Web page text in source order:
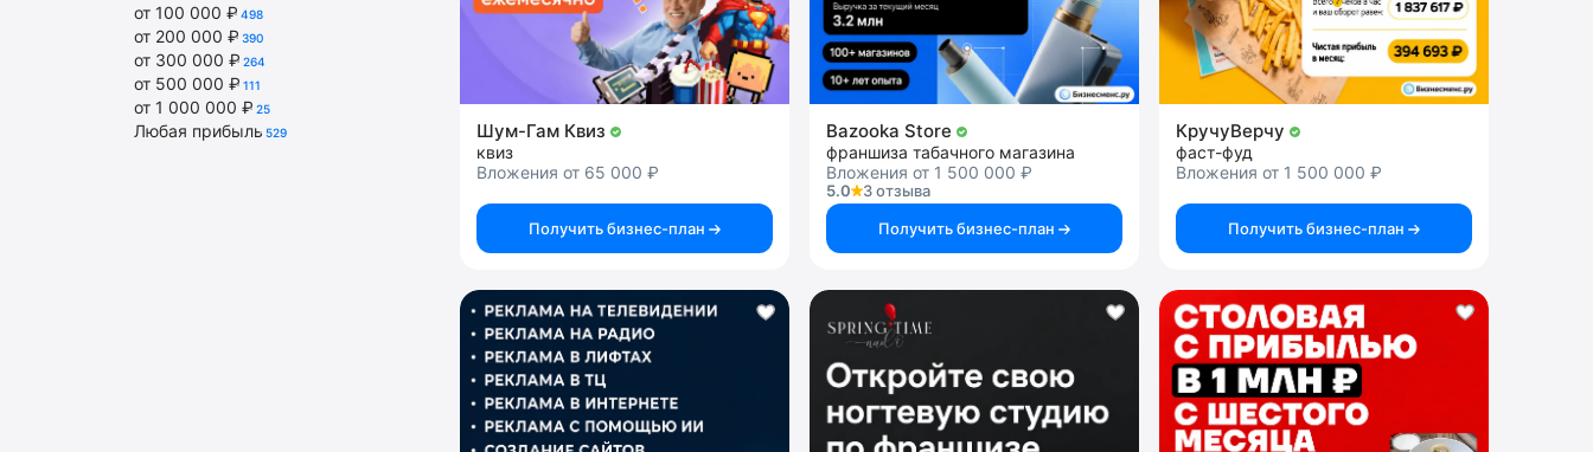
от 100 000 ₽ 498
от 200 000 ₽ 390
от 300 000 ₽ 264
от 500 000 ₽ 111
от 1 000 000 ₽ 25
Любая прибыль 529 Шум-Гам Квиз
квиз
Вложения от 65 000 ₽
Получить бизнес-план
Bazooka Store
франшиза табачного магазина
Вложения от 1 500 000 ₽
5.0
3 отзыва
Получить бизнес-план
КручуВерчу
фаст-фуд
Вложения от 1 500 000 ₽
Получить бизнес-план